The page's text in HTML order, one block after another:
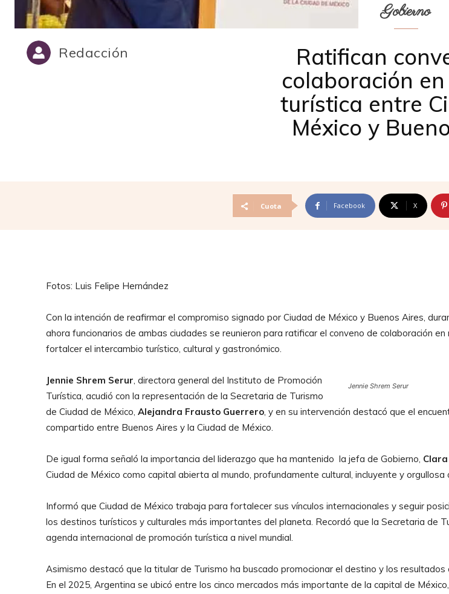
Redacción
Gobierno
Ratifican
colaboración
turística entre
México y
Cuota Facebook X
Fotos: Luis Felipe Hernández
Con la intención de reafirmar el compromiso signado por Ciudad de México y Buenos Aires,
ahora funcionarios de ambas ciudades se reunieron para ratificar el conveno de colaboración
fortalcer el intercambio turístico, cultural y gastronómico.
Jennie Shrem Serur
Jennie Shrem Serur, directora general del Instituto de Promoción
Turística, acudió con la representación de la Secretaria de Turismo
de Ciudad de México, Alejandra Frausto Guerrero, y en su intervención destacó que el
compartido entre Buenos Aires y la Ciudad de México.
De igual forma señaló la importancia del liderazgo que ha mantenido la jefa de Gobierno,
Ciudad de México como capital abierta al mundo, profundamente cultural, incluyente y orgullosa
Informó que Ciudad de México trabaja para fortalecer sus vínculos internacionales y seguir
los destinos turísticos y culturales más importantes del planeta. Recordó que la Secretaria de
agenda internacional de promoción turística a nivel mundial.
Asimismo destacó que la titular de Turismo ha buscado promocionar el destino y los
En el 2025, Argentina se ubicó entre los cinco mercados más importante de la capital de